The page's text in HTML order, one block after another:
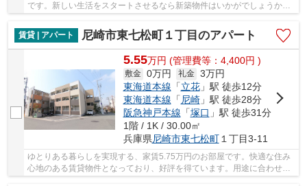
です。新しい生活をスタートさせるなら新築物件はいかがでしょうか。
賃貸 | アパート
尼崎市東七松町１丁目のアパート
5.55万円 (管理費等：4,400円 )
敷金 0万円 礼金 3万円
東海道本線 「立花」駅 徒歩12分
東海道本線 「尼崎」駅 徒歩28分
阪急神戸本線 「塚口 」駅 徒歩31分
1階 / 1K / 30.00㎡
兵庫県尼崎市東七松町１丁目3-11
ゆとりある暮らしを実現する、家賃5.75万円のお部屋です。快適な住み
心地のある賃貸物件となっており、好評を得ています。用途に合わせて